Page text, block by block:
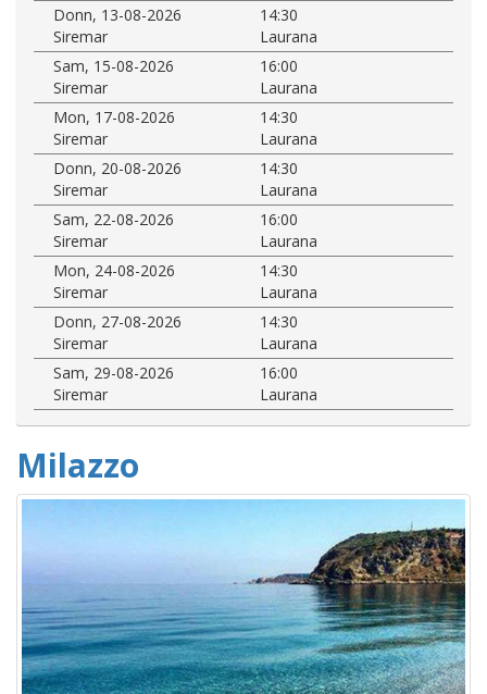
Donn, 13-08-2026
14:30
Siremar
Laurana
Sam, 15-08-2026
16:00
Siremar
Laurana
Mon, 17-08-2026
14:30
Siremar
Laurana
Donn, 20-08-2026
14:30
Siremar
Laurana
Sam, 22-08-2026
16:00
Siremar
Laurana
Mon, 24-08-2026
14:30
Siremar
Laurana
Donn, 27-08-2026
14:30
Siremar
Laurana
Sam, 29-08-2026
16:00
Siremar
Laurana
Milazzo